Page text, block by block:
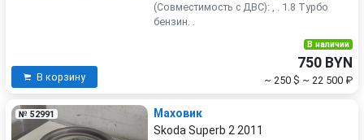
(Совместимость с ДВС): , . 1.8 Турбо
бензин. .
В корзину
В наличии
750 BYN
~ 250 $ ~ 22 500 ₽
№ 52991
Маховик
Skoda Superb 2 2011